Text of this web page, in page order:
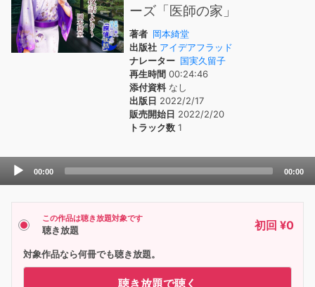
ーズ「医師の家」
著者 岡本綺堂
出版社 アイデアフラッド
ナレーター 国実久留子
再生時間 00:24:46
添付資料なし
出版日 2022/2/17
販売開始日 2022/2/20
トラック数 1
Audio
00:00 00:00
この作品は聴き放題対象です
聴き放題 初回 ¥0
対象作品なら何冊でも聴き放題。
聴き放題で聴く